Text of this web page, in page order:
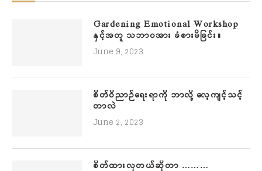
Gardening Emotional Workshop
နှင့်အတူ သဘာဝအား ခံစားမိခြင်း။
June 9, 2023
စိတ်ဝိညာဉ်ရေးရာကို ဘာလို့ လေ့ကျင့်သင့်
တာလဲ
June 2, 2023
စိတ်ထားလှတယ်ဆိုတာ ………